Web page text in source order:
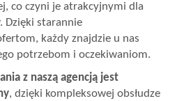
Notatnik
Blog
co czyni je atrakcyjnymi dla
Dzięki starannie
każdy znajdzie u nas
potrzebom i oczekiwaniom.
z naszą agencją jest
, dzięki kompleksowej obsłudze